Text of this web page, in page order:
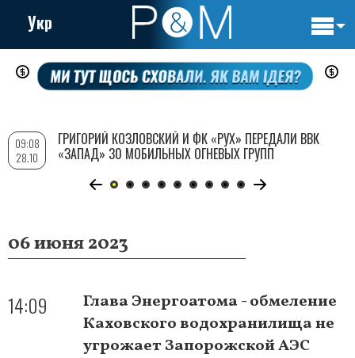
Перейти
содержанию
Укр
06 июня 2023
14:09
Глава Энергоатома - обмеление
Каховского водохранилища не
угрожает Запорожской АЭС
09:08
28.10
ГРИГОРИЙ КОЗЛОВСКИЙ И ФК «РУХ» ПЕРЕДАЛИ ВВК
«ЗАПАД» 30 МОБИЛЬНЫХ ОГНЕВЫХ ГРУПП